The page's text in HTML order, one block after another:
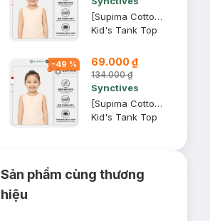
[Supima Cotton] Áo Sát Nách Trẻ Em Synctives, Be Sữa, 3T - CCTA01
Kid's Tank Top
-49 % 69.000 ₫
134.000 ₫
Synctives
[Supima Cotton] Áo Sát Nách Trẻ Em Synctives, Be Sữa, 4T - CCTA01
Kid's Tank Top
Sản phẩm cùng thương
hiệu